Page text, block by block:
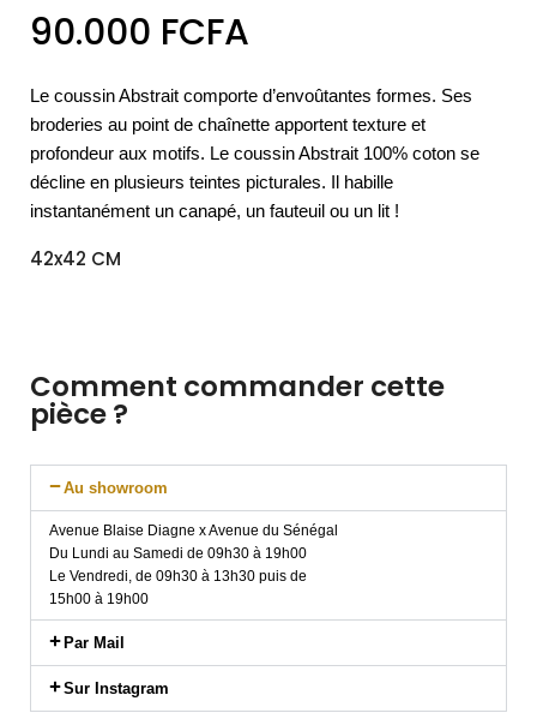
90.000 FCFA
Le coussin Abstrait comporte d’envoûtantes formes. Ses
broderies au point de chaînette apportent texture et
profondeur aux motifs. Le coussin Abstrait 100% coton se
décline en plusieurs teintes picturales. Il habille
instantanément un canapé, un fauteuil ou un lit !
42x42 CM
Comment commander cette
pièce ?
Au showroom
Avenue Blaise Diagne x Avenue du Sénégal
Du Lundi au Samedi de 09h30 à 19h00
Le Vendredi, de 09h30 à 13h30 puis de
15h00 à 19h00
Par Mail
Sur Instagram